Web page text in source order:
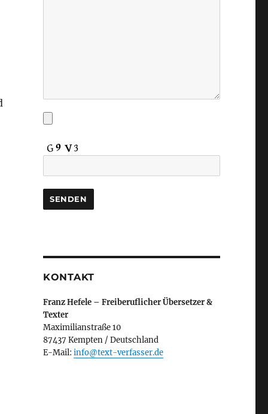
KONTAKT
Franz Hefele – Freiberuflicher Übersetzer &
Texter
Maximilianstraße 10
87437 Kempten / Deutschland
E-Mail: info@text-verfasser.de